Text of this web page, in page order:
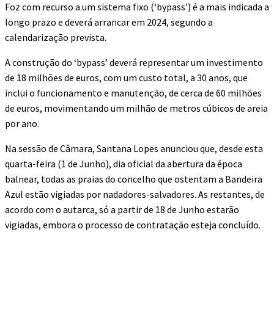
Foz com recurso a um sistema fixo (‘bypass’) é a mais indicada a
longo prazo e deverá arrancar em 2024, segundo a
calendarização prevista.
A construção do ‘bypass’ deverá representar um investimento
de 18 milhões de euros, com um custo total, a 30 anos, que
inclui o funcionamento e manutenção, de cerca de 60 milhões
de euros, movimentando um milhão de metros cúbicos de areia
por ano.
Na sessão de Câmara, Santana Lopes anunciou que, desde esta
quarta-feira (1 de Junho), dia oficial da abertura da época
balnear, todas as praias do concelho que ostentam a Bandeira
Azul estão vigiadas por nadadores-salvadores. As restantes, de
acordo com o autarca, só a partir de 18 de Junho estarão
vigiadas, embora o processo de contratação esteja concluído.